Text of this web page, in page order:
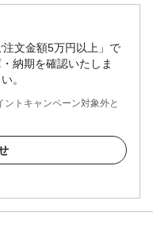
注文金額5万円以上」で
納期を確認いたしま
。
トキャンペーン対象外と